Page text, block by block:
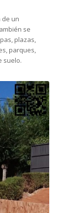
de un
se
plazas,
parques,
suelo.